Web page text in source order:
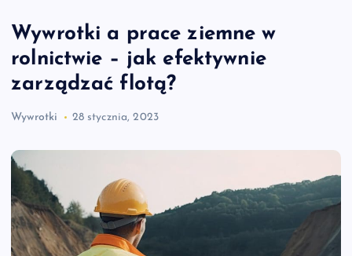
Wywrotki a prace ziemne w
rolnictwie – jak efektywnie
zarządzać flotą?
Wywrotki 28 stycznia, 2023